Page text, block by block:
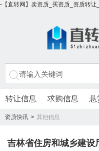
-【直转网】卖资质_买资质_资质转
转让信息 求购信息 悬
资质快讯 > 其他信息
吉林省住房和城乡建设